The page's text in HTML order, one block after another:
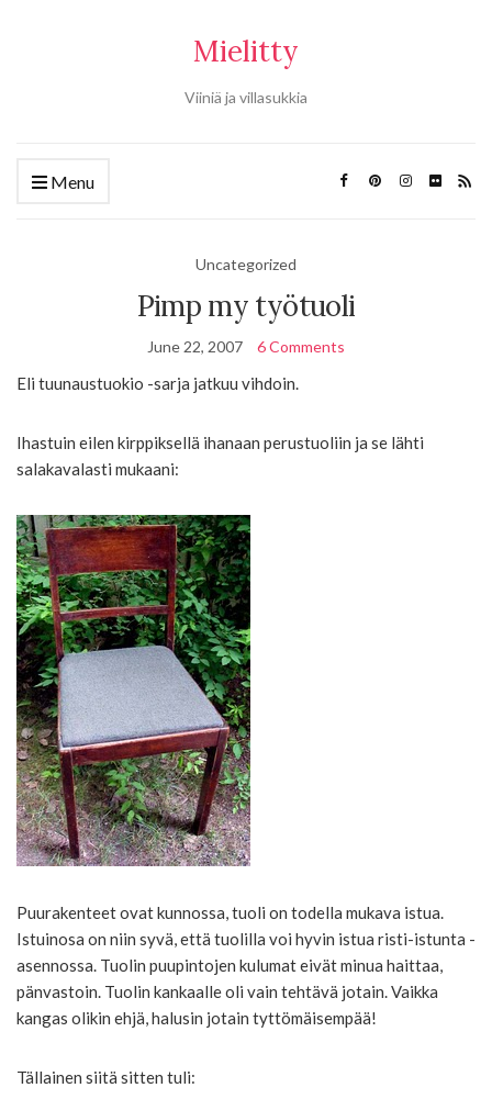
Mielitty
Viiniä ja villasukkia
Menu
Uncategorized
Pimp my työtuoli
June 22, 2007 6 Comments
Eli tuunaustuokio -sarja jatkuu vihdoin.
Ihastuin eilen kirppiksellä ihanaan perustuoliin ja se lähti
salakavalasti mukaani:
Puurakenteet ovat kunnossa, tuoli on todella mukava istua.
Istuinosa on niin syvä, että tuolilla voi hyvin istua risti-istunta -
asennossa. Tuolin puupintojen kulumat eivät minua haittaa,
pänvastoin. Tuolin kankaalle oli vain tehtävä jotain. Vaikka
kangas olikin ehjä, halusin jotain tyttömäisempää!
Tällainen siitä sitten tuli: